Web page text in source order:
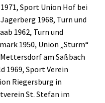
Sport Union Hof bei
1968, Turn und
1962, Turn und
1950, Union „Sturm“
am Saßbach
1969, Sport Verein
Riegersburg in
St. Stefan im